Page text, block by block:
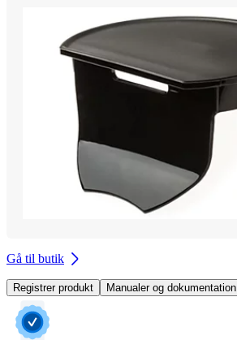
Gå til butik
Registrer produkt Manualer og dokumentation